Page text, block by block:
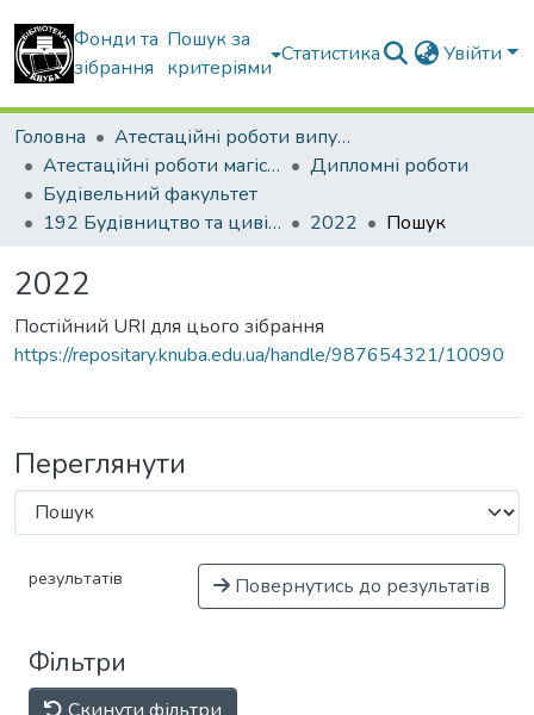
Фонди та
зібрання
Пошук за
критеріями
Статистика Увійти
Головна
Атестаційні роботи випускників
Атестаційні роботи магістрів
Дипломні роботи
Будівельний факультет
192 Будівництво та цивільна інженерія. Промислове і цивільне будівництво
2022 Пошук
2022
Постійний URI для цього зібрання
https://repositary.knuba.edu.ua/handle/987654321/10090
Переглянути
результатів Повернутись до результатів
Фільтри